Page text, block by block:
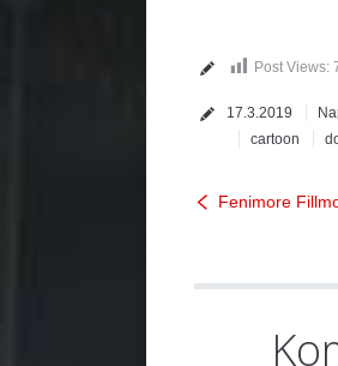
Post Views:
17.3.2019
cartoon
Fenimore